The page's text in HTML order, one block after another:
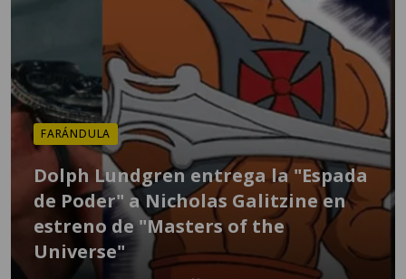
FARÁNDULA
Dolph Lundgren entrega la "Espada
de Poder" a Nicholas Galitzine en
estreno de "Masters of the
Universe"